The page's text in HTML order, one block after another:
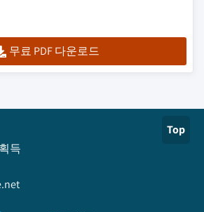
무료 PDF 다운로드
Top
득